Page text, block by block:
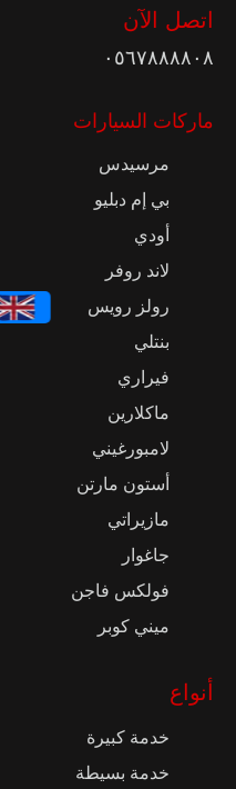
اتصل الآن
٠٥٦٧٨٨٨٨٠٨
ماركات السيارات
مرسيدس
بي إم دبليو
أودي
لاند روفر
رولز رويس
بنتلي
فيراري
ماكلارين
لامبورغيني
أستون مارتن
مازيراتي
جاغوار
فولكس فاجن
ميني كوبر
أنواع
خدمة كبيرة
خدمة بسيطة